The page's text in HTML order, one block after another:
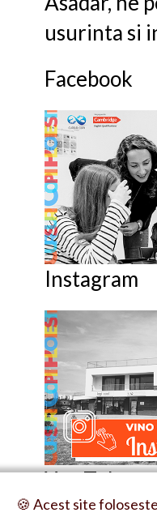
usurinta si
Facebook
Instagram
You Tube
🍪 Acest site